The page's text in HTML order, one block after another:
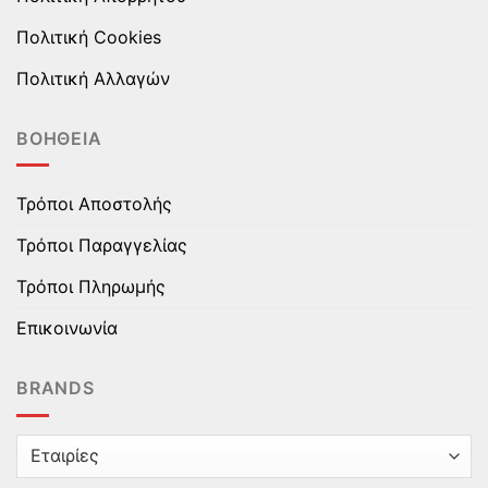
Πολιτική Cookies
Πολιτική Αλλαγών
ΒΟΉΘΕΙΑ
Τρόποι Αποστολής
Τρόποι Παραγγελίας
Τρόποι Πληρωμής
Επικοινωνία
BRANDS